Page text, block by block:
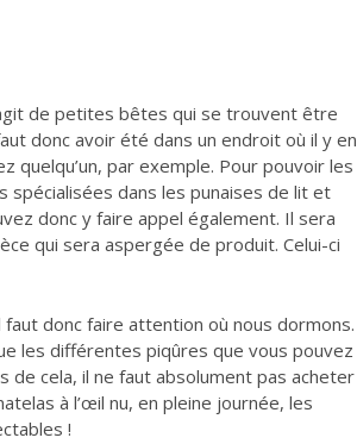
de petites bêtes qui se trouvent être
donc avoir été dans un endroit où il y en
quelqu’un, par exemple. Pour pouvoir les
dans les punaises de lit et
donc y faire appel également. Il sera
qui sera aspergée de produit. Celui-ci
donc faire attention où nous dormons.
les différentes piqûres que vous pouvez
de cela, il ne faut absolument pas acheter
à l’œil nu, en pleine journée, les
!